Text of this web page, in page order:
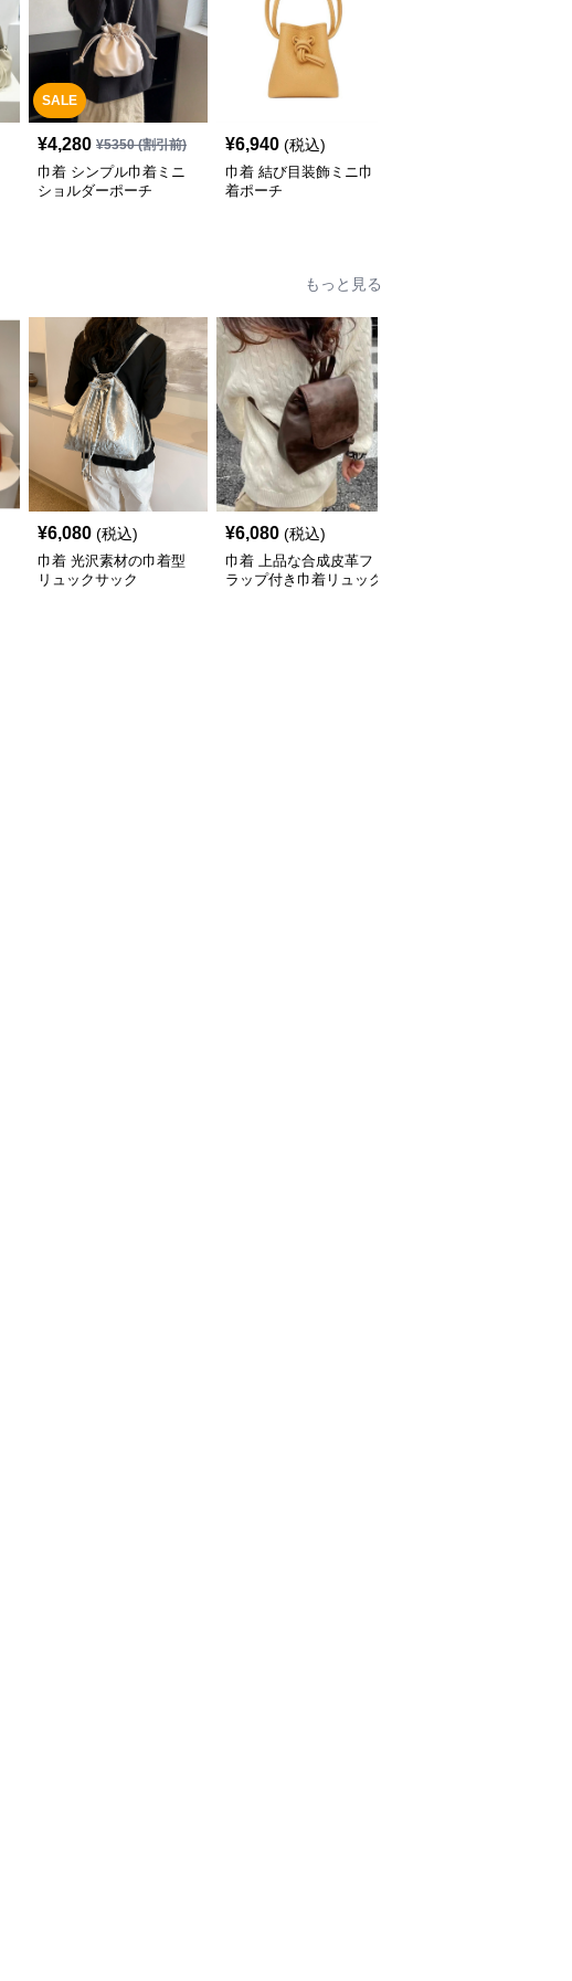
SALE
¥4,280 ¥5350(割引前)
巾着 シンプル巾着ミニ
ショルダーポーチ
¥6,940 (税込)
巾着 結び目装飾ミニ巾
着ポーチ
もっと見る
¥6,080 (税込)
巾着 光沢素材の巾着型
リュックサック
¥6,080 (税込)
巾着 上品な合成皮革フ
ラップ付き巾着リュック